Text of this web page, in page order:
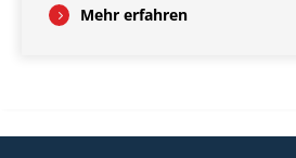
Mehr erfahren